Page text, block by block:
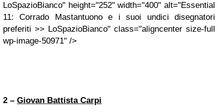
LoSpazioBianco" height="252" width="400" alt="Essential
11: Corrado Mastantuono e i suoi undici disegnatori
preferiti >> LoSpazioBianco" class="aligncenter size-full
wp-image-50971" />
2 – Giovan Battista Carpi